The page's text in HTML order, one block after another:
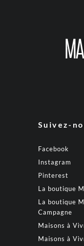
Suivez-
Facebook
Instagram
Pinterest
La boutique
La boutique
Campagne
Maisons à
Maisons à